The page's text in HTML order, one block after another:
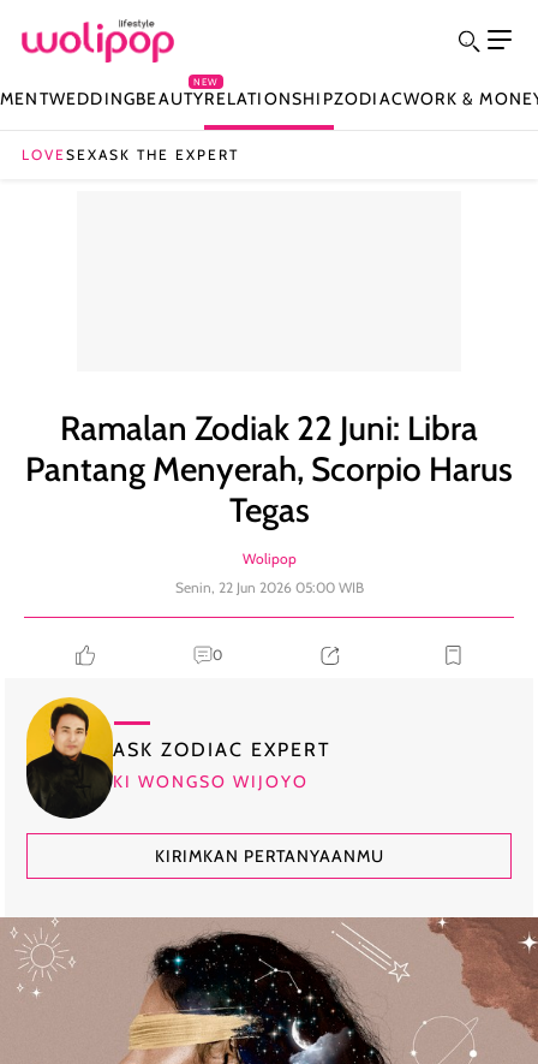
WEDDINGBEAUTY
NEW
RELATIONSHIPZODIACWORK &
LOVESEXASK THE EXPERT
Ramalan Zodiak 22 Juni: Libra
Pantang Menyerah, Scorpio Harus
Tegas
Wolipop
Senin, 22 Jun 2026 05:00 WIB
0
ASK ZODIAC EXPERT
KI WONGSO WIJOYO
KIRIMKAN PERTANYAANMU